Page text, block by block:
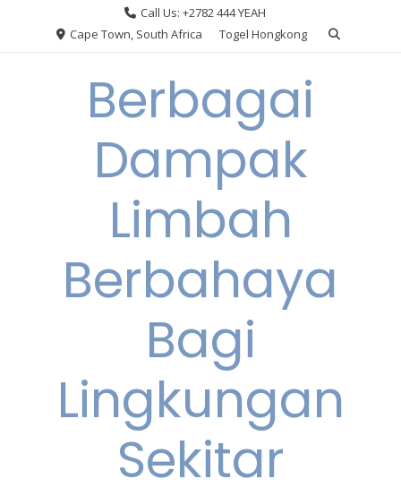
Call Us: +2782 444 YEAH
Cape Town, South Africa
Togel Hongkong
Berbagai
Dampak
Limbah
Berbahaya
Bagi
Lingkungan
Sekitar